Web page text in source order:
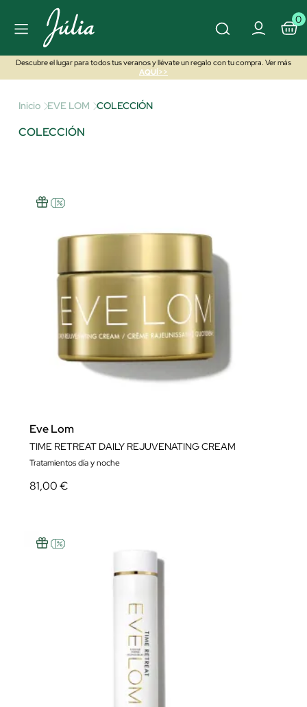
0
Descubre el lugar para todos tus veranos y llévate un regalo con tu compra. Ver más
AQUÍ>>
Inicio EVE LOM COLECCIÓN
COLECCIÓN
Eve Lom
TIME RETREAT DAILY REJUVENATING CREAM
Tratamientos día y noche
81,00 €